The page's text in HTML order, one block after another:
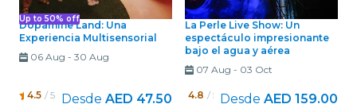
Up to 50% off
Dopamine Land: Una
Experiencia Multisensorial
06 Aug - 30 Aug
4.5 / 5 Desde AED 47.50
La Perle Live Show: Un
espectáculo impresionante
bajo el agua y aérea
07 Aug - 03 Oct
4.8 / 5 Desde AED 159.00